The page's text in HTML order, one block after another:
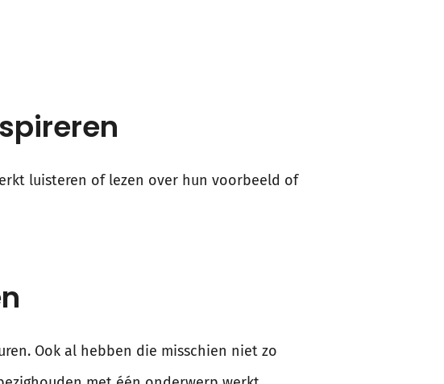
luisteren of lezen over hun voorbeeld of
Ook al hebben die misschien niet zo